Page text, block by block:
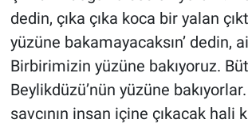
dedin, çıka çıka koca bir yalan
yüzüne bakamayacaksın’ dedin,
Birbirimizin yüzüne bakıyoruz.
Beylikdüzü’nün yüzüne
savcının insan içine çıkacak hali